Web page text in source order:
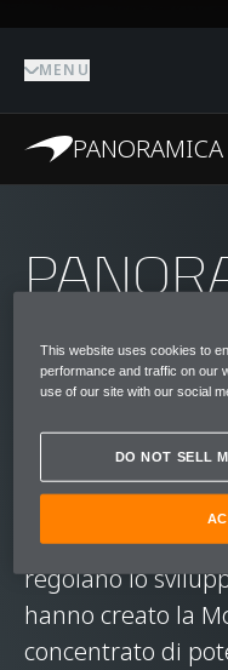
MENU
PANORAMICA
inizialmente
iniziate le
hanno mostrato
ancora più
ingegneri hanno
limitazioni
regolano lo
hanno creato la
concentrato di
This website uses cookies to
performance and traffic on our
use of our site with our social
DO NOT SELL